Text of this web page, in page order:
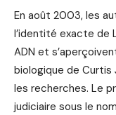
En août 2003, les
l’identité exacte de
ADN et
biologique de Curtis
les recherches. Le
judiciaire sous le